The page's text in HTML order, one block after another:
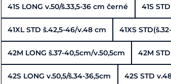
41S LONG v.50/š.33,5-36 cm černé 41S
41XL STD š.42,5-46/v.48 cm 41XS
42M LONG š.37-40,5cm/v.50,5cm 42M
42S LONG v.50,5/š.34-36,5cm 42S STD